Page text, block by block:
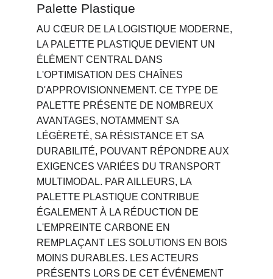
Palette Plastique
AU CŒUR DE LA LOGISTIQUE MODERNE,
LA PALETTE PLASTIQUE DEVIENT UN
ÉLÉMENT CENTRAL DANS
L'OPTIMISATION DES CHAÎNES
D'APPROVISIONNEMENT. CE TYPE DE
PALETTE PRÉSENTE DE NOMBREUX
AVANTAGES, NOTAMMENT SA
LÉGÈRETÉ, SA RÉSISTANCE ET SA
DURABILITÉ, POUVANT RÉPONDRE AUX
EXIGENCES VARIÉES DU TRANSPORT
MULTIMODAL. PAR AILLEURS, LA
PALETTE PLASTIQUE CONTRIBUE
ÉGALEMENT À LA RÉDUCTION DE
L'EMPREINTE CARBONE EN
REMPLAÇANT LES SOLUTIONS EN BOIS
MOINS DURABLES. LES ACTEURS
PRÉSENTS LORS DE CET ÉVÉNEMENT